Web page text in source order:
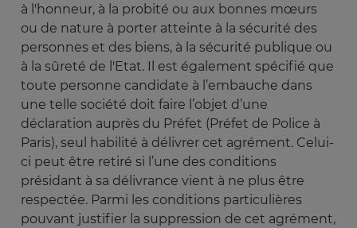
à l'honneur, à la probité ou aux bonnes mœurs
ou de nature à porter atteinte à la sécurité des
personnes et des biens, à la sécurité publique ou
à la sûreté de l'Etat. Il est également spécifié que
toute personne candidate à l’embauche dans
une telle société doit faire l’objet d’une
déclaration auprès du Préfet (Préfet de Police à
Paris), seul habilité à délivrer cet agrément. Celui-
ci peut être retiré si l’une des conditions
présidant à sa délivrance vient à ne plus être
respectée. Parmi les conditions particulières
pouvant justifier la suppression de cet agrément,